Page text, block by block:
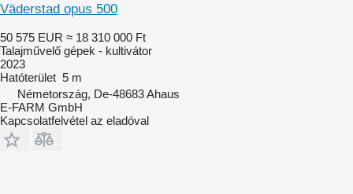
Väderstad opus 500
50 575 EUR ≈ 18 310 000 Ft
Talajművelő gépek - kultivátor
2023
Hatóterület 5 m
Németország, De-48683 Ahaus
E-FARM GmbH
Kapcsolatfelvétel az eladóval